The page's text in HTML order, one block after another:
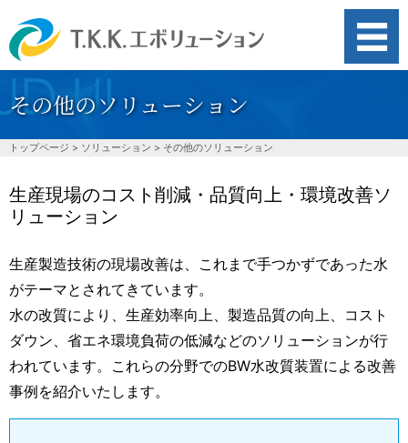
水道管劣化対策
水道管の赤錆・赤水対策
スケール対策
排水汚泥削減
洗浄力向上
その他のソリューション
トップページ > ソリューション > その他のソリューション
生産現場のコスト削減・品質向上・環境改善ソ
リューション
生産製造技術の現場改善は、これまで手つかずであった水
がテーマとされてきています。
水の改質により、生産効率向上、製造品質の向上、コスト
ダウン、省エネ環境負荷の低減などのソリューションが行
われています。これらの分野でのBW水改質装置による改善
事例を紹介いたします。